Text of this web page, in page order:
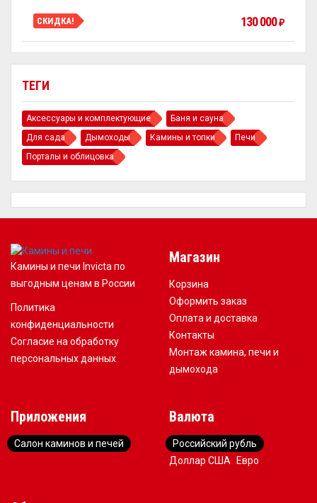
ТЕГИ
Аксессуары и комплектующие
Баня и сауна
Для сада
Дымоходы Камины и топки
Печи
Порталы и облицовка
СКИДКА! 130 000 ₽
Камины и печи Invicta по
выгодным ценам в России
Политика
конфиденциальности
Согласие на обработку
персональных данных
Магазин
Корзина
Оформить заказ
Оплата и доставка
Контакты
Монтаж камина, печи и
дымохода
Приложения
Салон каминов и печей
Валюта
Российский рубль
Доллар США
Евро